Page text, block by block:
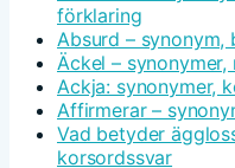
förklaring
Absurd –
Äckel –
Ackja: synonymer,
Affirmerar –
Vad betyder
korsordssvar